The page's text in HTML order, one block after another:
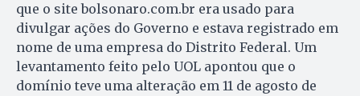
que o site bolsonaro.com.br era usado para
divulgar ações do Governo e estava registrado em
nome de uma empresa do Distrito Federal. Um
levantamento feito pelo UOL apontou que o
domínio teve uma alteração em 11 de agosto de